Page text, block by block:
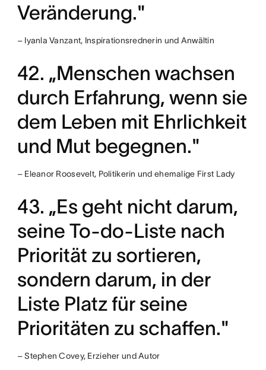
Veränderung."
– Iyanla Vanzant, Inspirationsrednerin und Anwältin
42. „Menschen wachsen
durch Erfahrung, wenn sie
dem Leben mit Ehrlichkeit
und Mut begegnen."
– Eleanor Roosevelt, Politikerin und ehemalige First Lady
43. „Es geht nicht darum,
seine To-do-Liste nach
Priorität zu sortieren,
sondern darum, in der
Liste Platz für seine
Prioritäten zu schaffen."
– Stephen Covey, Erzieher und Autor